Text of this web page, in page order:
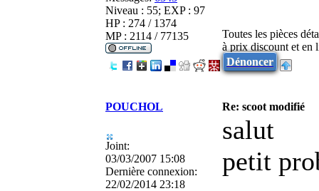
Niveau : 55; EXP : 97
HP : 274 / 1374
MP : 2114 / 77135
Toutes les pièces
à prix discount et
Dénoncer
POUCHOL Re: scoot modifié
Joint:
03/03/2007 15:08
Dernière connexion:
22/02/2014 23:18
salut
petit